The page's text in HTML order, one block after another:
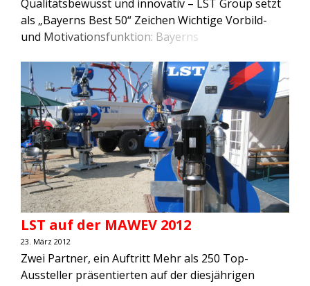
Qualitätsbewusst und innovativ – LST Group setzt
als „Bayerns Best 50“ Zeichen Wichtige Vorbild-
und Motivationsfunktion: Bayerns
außergewöhnlichen Leistungen der LST Group
zum zweiten Mal mit der begehrten Auszeichnung
„Bayerns Best 50“. „Bayerns Best 50“ – zum elften
Mal wird diese Auszeichnung an die dynamischsten
Unternehmen in Bayern vergeben. Das […]
LST auf der MAWEV 2012
23. März 2012
Zwei Partner, ein Auftritt Mehr als 250 Top-
Aussteller präsentierten auf der diesjährigen